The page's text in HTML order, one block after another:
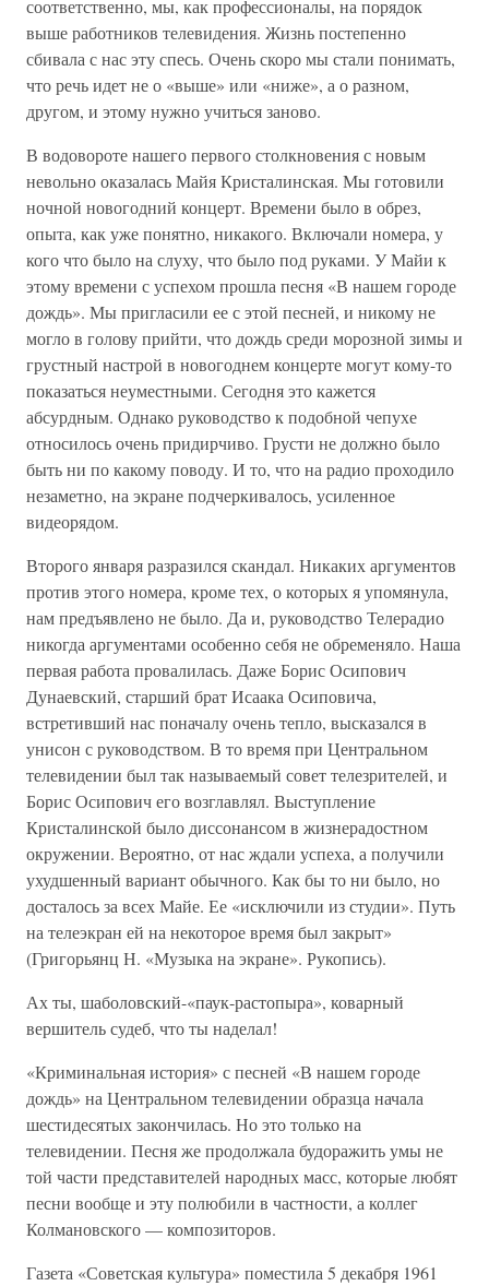
соответственно, мы, как профессионалы, на порядок
выше работников телевидения. Жизнь постепенно
сбивала с нас эту спесь. Очень скоро мы стали понимать,
что речь идет не о «выше» или «ниже», а о разном,
другом, и этому нужно учиться заново.
В водовороте нашего первого столкновения с новым
невольно оказалась Майя Кристалинская. Мы готовили
ночной новогодний концерт. Времени было в обрез,
опыта, как уже понятно, никакого. Включали номера, у
кого что было на слуху, что было под руками. У Майи к
этому времени с успехом прошла песня «В нашем городе
дождь». Мы пригласили ее с этой песней, и никому не
могло в голову прийти, что дождь среди морозной зимы и
грустный настрой в новогоднем концерте могут кому-то
показаться неуместными. Сегодня это кажется
абсурдным. Однако руководство к подобной чепухе
относилось очень придирчиво. Грусти не должно было
быть ни по какому поводу. И то, что на радио проходило
незаметно, на экране подчеркивалось, усиленное
видеорядом.
Второго января разразился скандал. Никаких аргументов
против этого номера, кроме тех, о которых я упомянула,
нам предъявлено не было. Да и, руководство Телерадио
никогда аргументами особенно себя не обременяло. Наша
первая работа провалилась. Даже Борис Осипович
Дунаевский, старший брат Исаака Осиповича,
встретивший нас поначалу очень тепло, высказался в
унисон с руководством. В то время при Центральном
телевидении был так называемый совет телезрителей, и
Борис Осипович его возглавлял. Выступление
Кристалинской было диссонансом в жизнерадостном
окружении. Вероятно, от нас ждали успеха, а получили
ухудшенный вариант обычного. Как бы то ни было, но
досталось за всех Майе. Ее «исключили из студии». Путь
на телеэкран ей на некоторое время был закрыт»
(Григорьянц Н. «Музыка на экране». Рукопись).
Ах ты, шаболовский-«паук-растопыра», коварный
вершитель судеб, что ты наделал!
«Криминальная история» с песней «В нашем городе
дождь» на Центральном телевидении образца начала
шестидесятых закончилась. Но это только на
телевидении. Песня же продолжала будоражить умы не
той части представителей народных масс, которые любят
песни вообще и эту полюбили в частности, а коллег
Колмановского — композиторов.
Газета «Советская культура» поместила 5 декабря 1961